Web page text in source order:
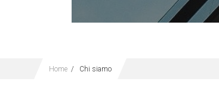
Home / Chi siamo